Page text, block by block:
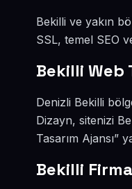
Bekilli ve yakın
SSL, temel SEO
Bekilli Web
Denizli Bekilli
Dizayn, sitenizi
Tasarım Ajansı”
Bekilli